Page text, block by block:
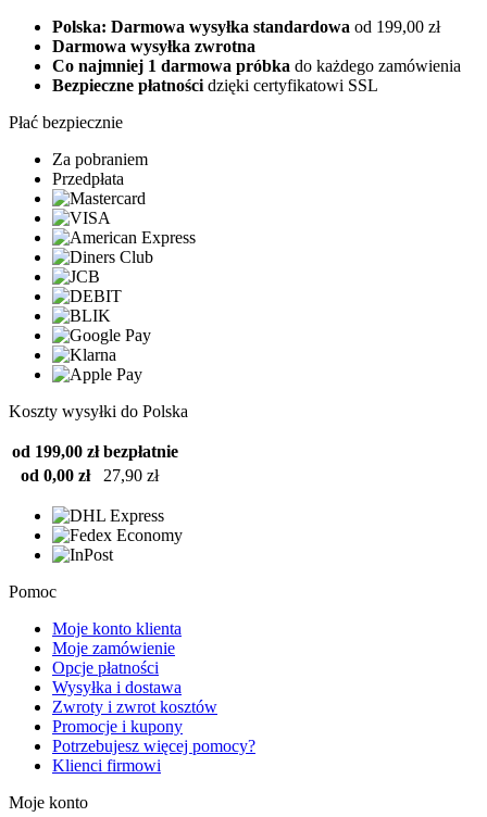
Polska: Darmowa wysyłka standardowa od 199,00 zł
Darmowa wysyłka zwrotna
Co najmniej 1 darmowa próbka do każdego zamówienia
Bezpieczne płatności dzięki certyfikatowi SSL
Płać bezpiecznie
Za pobraniem
Przedpłata
Koszty wysyłki do Polska
od 199,00 zł bezpłatnie
od 0,00 zł
27,90 zł
Pomoc
Moje konto klienta
Moje zamówienie
Opcje płatności
Wysyłka i dostawa
Zwroty i zwrot kosztów
Promocje i kupony
Potrzebujesz więcej pomocy?
Klienci firmowi
Moje konto